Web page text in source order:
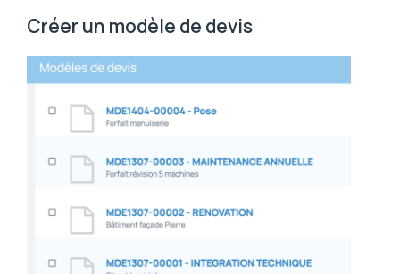
Créer un modèle de devis